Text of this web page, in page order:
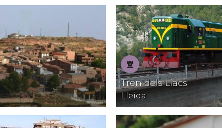
Patrimoni
Tren dels Llacs
Lleida